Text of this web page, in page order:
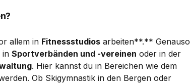
allem in Fitnessstudios arbeiten**.** Genauso
in Sportverbänden und -vereinen oder in der
. Hier kannst du in Bereichen wie dem
Ob Skigymnastik in den Bergen oder